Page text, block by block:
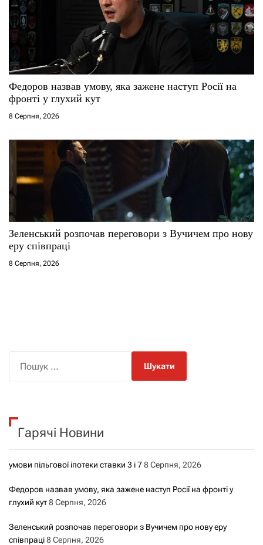
Федоров назвав умову, яка зажене наступ Росії на
фронті у глухий кут
8 Серпня, 2026
Зеленський розпочав переговори з Вучичем про нову
еру співпраці
8 Серпня, 2026
к
Гарячі Новини
умови пільгової іпотеки ставки 3 і 78 Серпня, 2026
Федоров назвав умову, яка зажене наступ Росії на фронті у
глухий кут8 Серпня, 2026
Зеленський розпочав переговори з Вучичем про нову еру
співпраці8 Серпня, 2026